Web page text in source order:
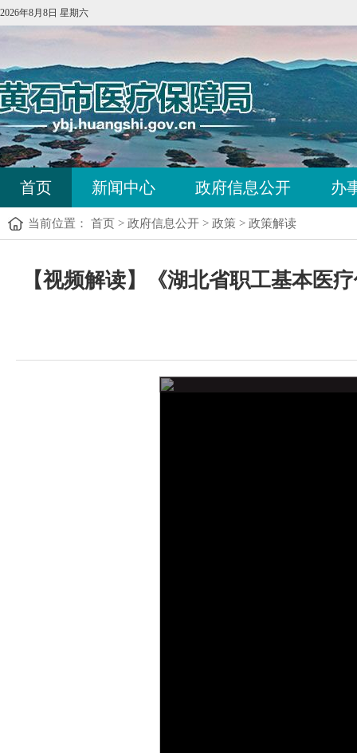
2026年8月8日 星期六
首页 新闻中心 政府信息公开 办
当前位置： 首页 > 政府信息公开 > 政策 > 政策解读
【视频解读】《湖北省职工基本医